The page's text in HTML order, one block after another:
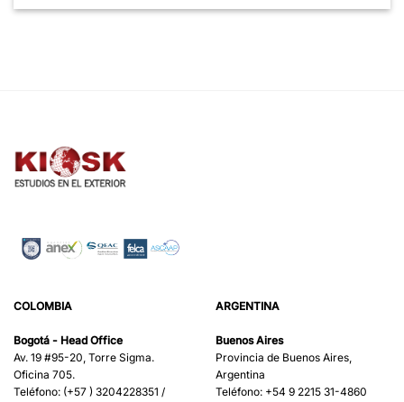
COLOMBIA
Bogotá - Head Office
Av. 19 #95-20, Torre Sigma.
Oficina 705.
Teléfono: (+57 ) 3204228351 /
ARGENTINA
Buenos Aires
Provincia de Buenos Aires,
Argentina
Teléfono: +54 9 2215 31-4860